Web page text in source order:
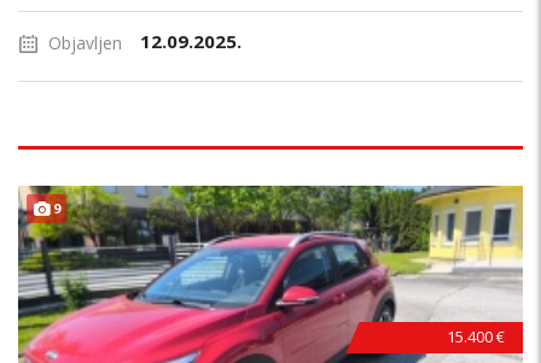
Objavljen 12.09.2025.
9 TOP STANJE !
15.400 €